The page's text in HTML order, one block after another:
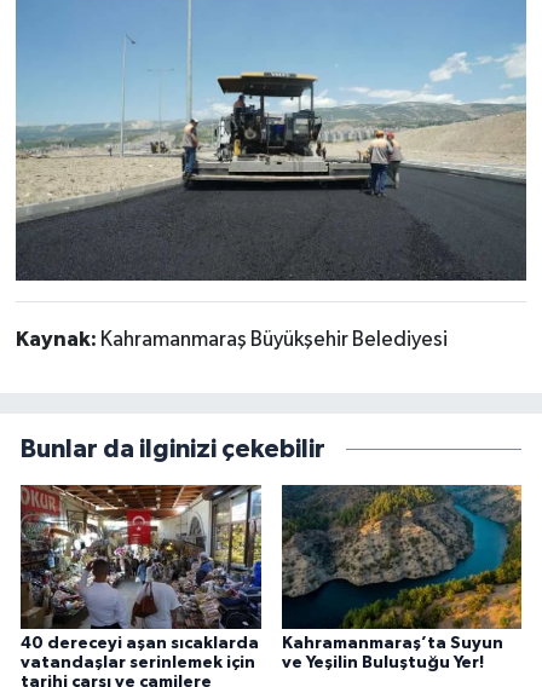
Kaynak: Kahramanmaraş Büyükşehir Belediyesi
Bunlar da ilginizi çekebilir
40 dereceyi aşan sıcaklarda
vatandaşlar serinlemek için
tarihi çarşı ve camilere
Kahramanmaraş’ta Suyun
ve Yeşilin Buluştuğu Yer!